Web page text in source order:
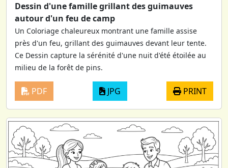
Dessin d'une famille grillant des guimauves
autour d'un feu de camp
Un Coloriage chaleureux montrant une famille assise
près d'un feu, grillant des guimauves devant leur tente.
Ce Dessin capture la sérénité d'une nuit d'été étoilée au
milieu de la forêt de pins.
PDF JPG PRINT